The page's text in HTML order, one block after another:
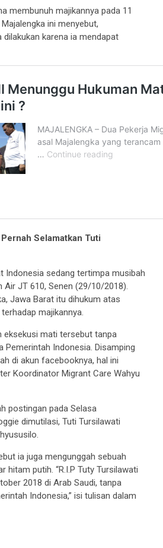
membunuh majikannya pada 11
ini menyebut,
karena ia mendapat
Selamatkan Tuti
Indonesia sedang tertimpa musibah
Air JT 610, Senen (29/10/2018).
Jawa Barat itu dihukum atas
majikannya.
eksekusi mati tersebut tanpa
Pemerintah Indonesia. Disamping
di akun facebooknya, hal ini
Koordinator Migrant Care Wahyu
postingan pada Selasa
dimutilasi, Tuti Tursilawati
ia juga mengunggah sebuah
hitam putih. “R.I.P Tuty Tursilawati
2018 di Arab Saudi, tanpa
Indonesia,” isi tulisan dalam